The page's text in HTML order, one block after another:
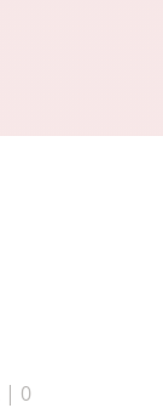
| 0